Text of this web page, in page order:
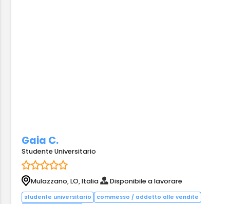
Gaia C.
Studente Universitario
Mulazzano, LO, Italia Disponibile a lavorare
studente universitario
commesso / addetto alle vendite